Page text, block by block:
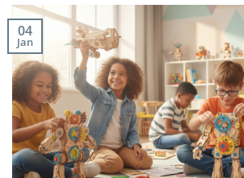
04
Jan